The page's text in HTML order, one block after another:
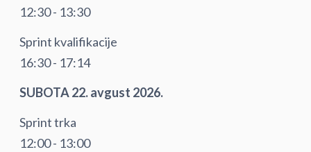
12:30 - 13:30
Sprint kvalifikacije
16:30 - 17:14
SUBOTA 22. avgust 2026.
Sprint trka
12:00 - 13:00